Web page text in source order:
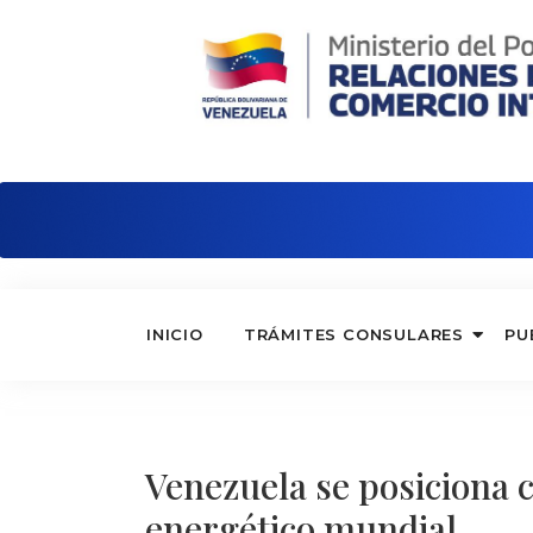
INICIO TRÁMITES CONSULARES
Venezuela se